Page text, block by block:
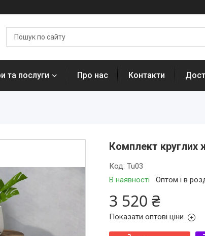
та послуги Про нас Контакти
Комплект круглих
В наявності Оптом і в
Код: Tu03
3 520 ₴
Показати оптові ціни